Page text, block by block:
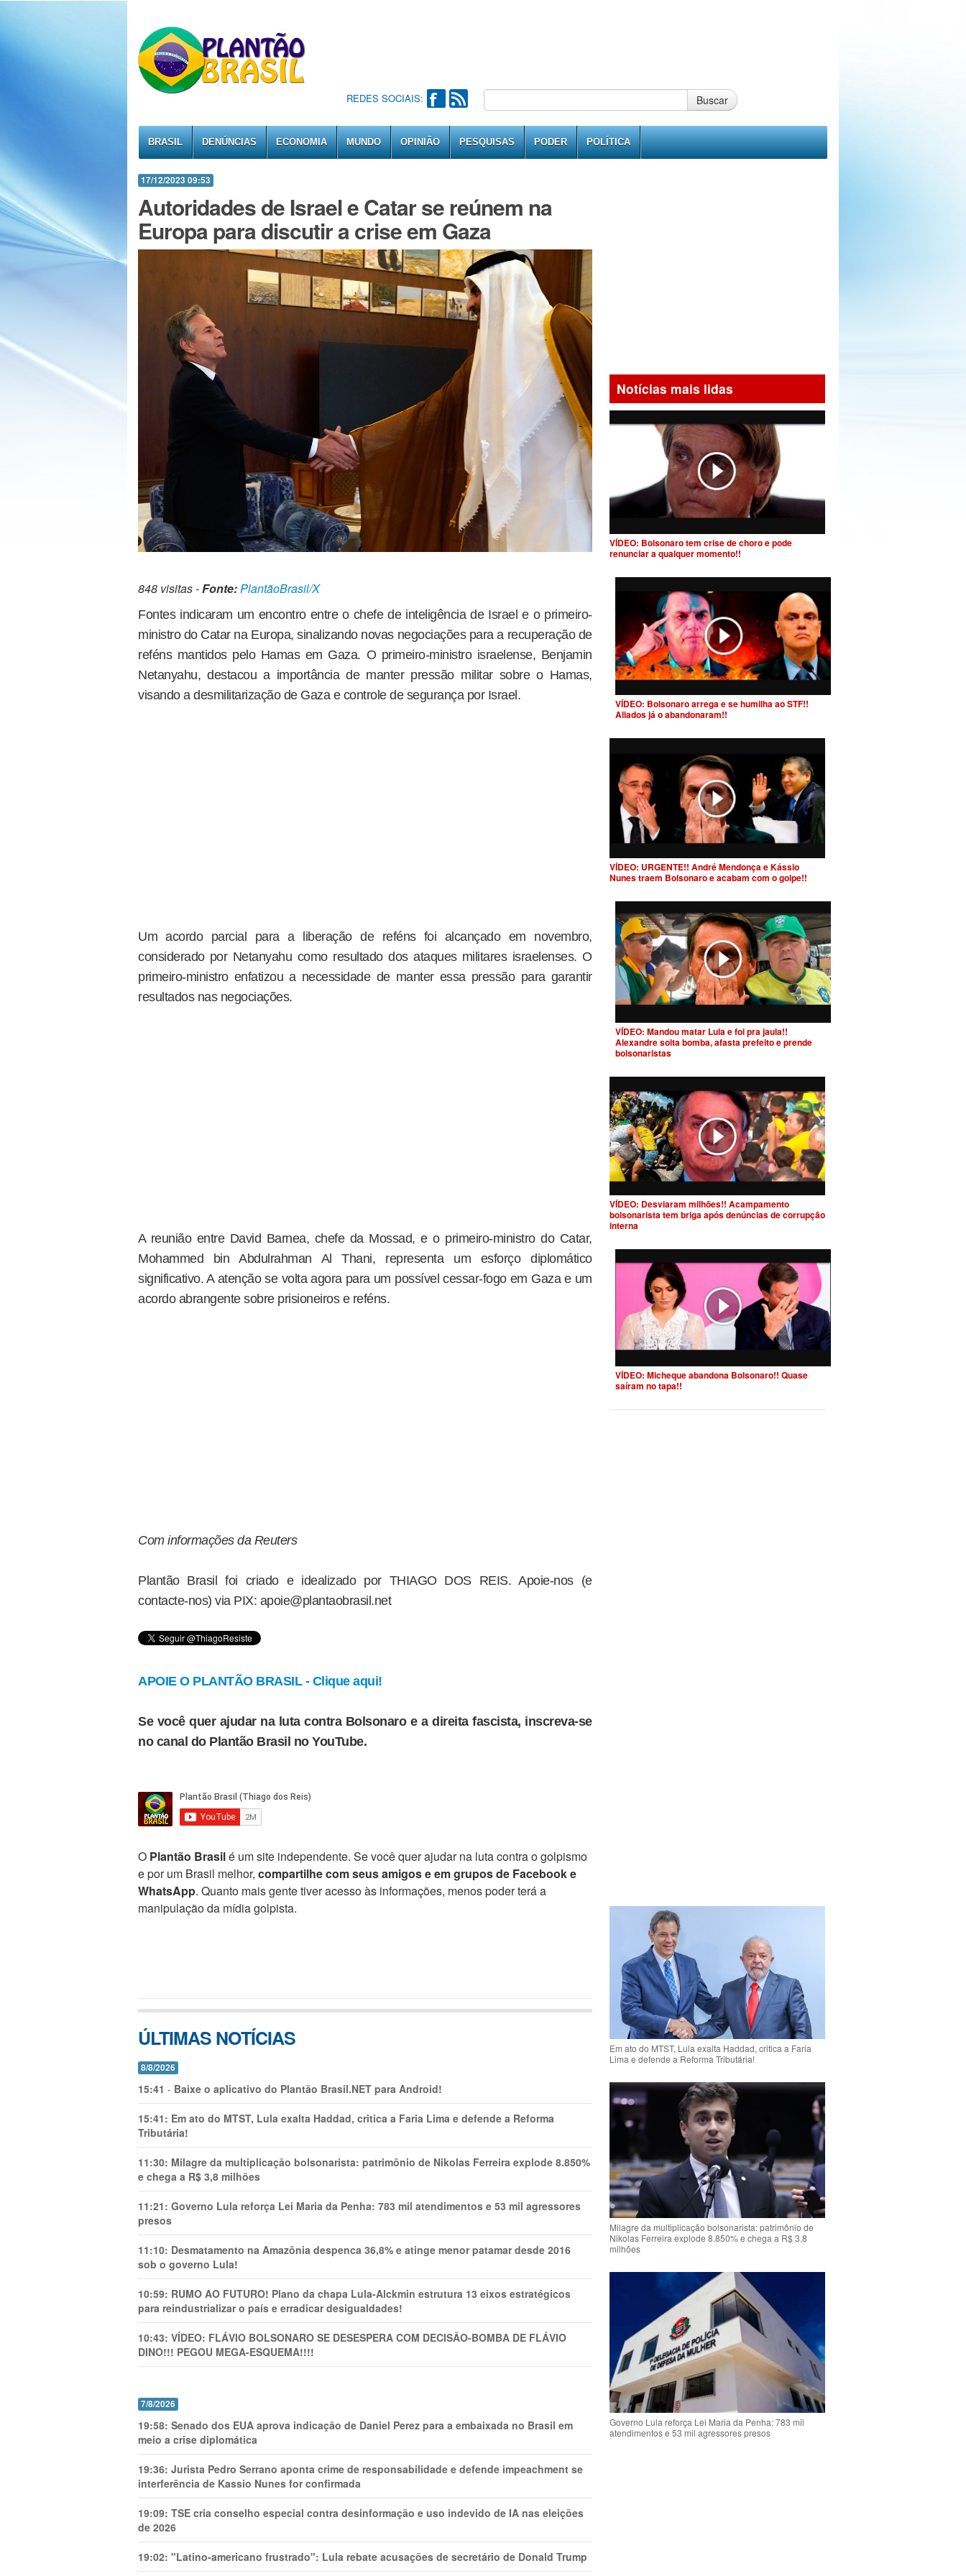
REDES SOCIAIS: Buscar
BRASIL DENÚNCIAS ECONOMIA MUNDO OPINIÃO PESQUISAS PODER POLÍTICA
17/12/2023 09:53
Autoridades de Israel e Catar se reúnem na
Europa para discutir a crise em Gaza
848 visitas -Fonte:PlantãoBrasil/X
Fontes indicaram um encontro entre o chefe de inteligência de Israel e o primeiro-
ministro do Catar na Europa, sinalizando novas negociações para a recuperação de
reféns mantidos pelo Hamas em Gaza. O primeiro-ministro israelense, Benjamin
Netanyahu, destacou a importância de manter pressão militar sobre o Hamas,
visando a desmilitarização de Gaza e controle de segurança por Israel.
Um acordo parcial para a liberação de reféns foi alcançado em novembro,
considerado por Netanyahu como resultado dos ataques militares israelenses. O
primeiro-ministro enfatizou a necessidade de manter essa pressão para garantir
resultados nas negociações.
A reunião entre David Barnea, chefe da Mossad, e o primeiro-ministro do Catar,
Mohammed bin Abdulrahman Al Thani, representa um esforço diplomático
significativo. A atenção se volta agora para um possível cessar-fogo em Gaza e um
acordo abrangente sobre prisioneiros e reféns.
Com informações da Reuters
Plantão Brasil foi criado e idealizado por THIAGO DOS REIS. Apoie-nos (e
contacte-nos) via PIX: apoie@plantaobrasil.net
APOIE O PLANTÃO BRASIL - Clique aqui!
Se você quer ajudar na luta contra Bolsonaro e a direita fascista, inscreva-se
no canal do Plantão Brasil no YouTube.
O Plantão Brasilé um site independente. Se você quer ajudar na luta contra o golpismo
e por um Brasil melhor, compartilhe com seus amigos e em grupos de Facebook e
WhatsApp. Quanto mais gente tiver acesso às informações, menos poder terá a
manipulação da mídia golpista.
ÚLTIMAS NOTÍCIAS
8/8/2026
15:41 - Baixe o aplicativo do Plantão Brasil.NET para Android!
15:41: Em ato do MTST, Lula exalta Haddad, critica a Faria Lima e defende a Reforma
Tributária!
11:30: Milagre da multiplicação bolsonarista: patrimônio de Nikolas Ferreira explode 8.850%
e chega a R$ 3,8 milhões
11:21: Governo Lula reforça Lei Maria da Penha: 783 mil atendimentos e 53 mil agressores
presos
11:10: Desmatamento na Amazônia despenca 36,8% e atinge menor patamar desde 2016
sob o governo Lula!
10:59: RUMO AO FUTURO! Plano da chapa Lula-Alckmin estrutura 13 eixos estratégicos
para reindustrializar o país e erradicar desigualdades!
10:43: VÍDEO: FLÁVIO BOLSONARO SE DESESPERA COM DECISÃO-BOMBA DE FLÁVIO
DINO!!! PEGOU MEGA-ESQUEMA!!!!
7/8/2026
19:58: Senado dos EUA aprova indicação de Daniel Perez para a embaixada no Brasil em
meio a crise diplomática
19:36: Jurista Pedro Serrano aponta crime de responsabilidade e defende impeachment se
interferência de Kassio Nunes for confirmada
19:09: TSE cria conselho especial contra desinformação e uso indevido de IA nas eleições
de 2026
19:02: "Latino-americano frustrado": Lula rebate acusações de secretário de Donald Trump
Notícias mais lidas
VÍDEO: Bolsonaro tem crise de choro e pode
renunciar a qualquer momento!!
VÍDEO: Bolsonaro arrega e se humilha ao STF!!
Aliados já o abandonaram!!
VÍDEO: URGENTE!! André Mendonça e Kássio
Nunes traem Bolsonaro e acabam com o golpe!!
VÍDEO: Mandou matar Lula e foi pra jaula!!
Alexandre solta bomba, afasta prefeito e prende
bolsonaristas
VÍDEO: Desviaram milhões!! Acampamento
bolsonarista tem briga após denúncias de corrupção
interna
VÍDEO: Micheque abandona Bolsonaro!! Quase
saíram no tapa!!
Em ato do MTST, Lula exalta Haddad, critica a Faria
Lima e defende a Reforma Tributária!
Milagre da multiplicação bolsonarista: patrimônio de
Nikolas Ferreira explode 8.850% e chega a R$ 3,8
milhões
Governo Lula reforça Lei Maria da Penha: 783 mil
atendimentos e 53 mil agressores presos